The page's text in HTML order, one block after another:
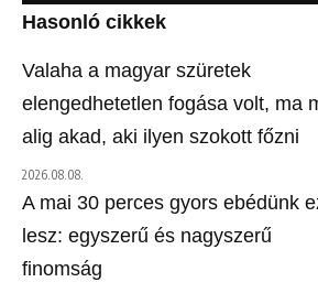
Hasonló cikkek
Valaha a magyar szüretek
elengedhetetlen fogása volt, ma
alig akad, aki ilyen szokott főzni
2026.08.08.
A mai 30 perces gyors ebédünk
lesz: egyszerű és nagyszerű
finomság